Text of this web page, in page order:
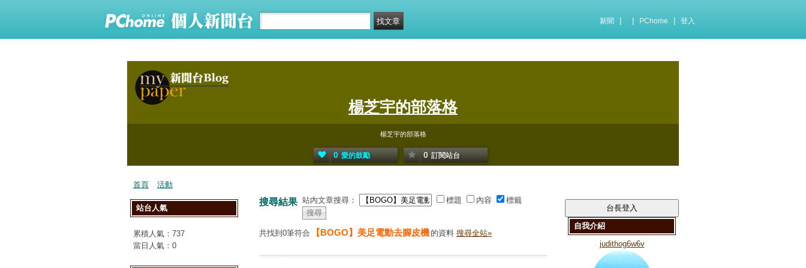
新聞 PChome 登入
楊芝宇的部落格
楊芝宇的部落格
0 愛的鼓勵 0 訂閱站台
首頁 活動
搜尋結果 站內文章搜尋： 標題 內容 標籤
共找到0筆符合 【BOGO】美足電動去腳皮機 的資料 搜尋全站»
自我介紹
judithog6w6v
站台人氣
累積人氣： 737
當日人氣： 0